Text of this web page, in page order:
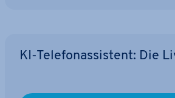
KI-Te­le­fon­as­sis­tent: Die